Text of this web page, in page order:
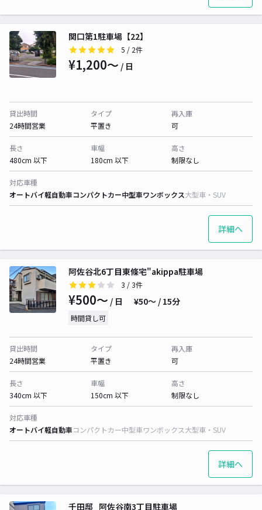
関口第1駐車場【22】
5 / 2件
¥1,200〜 / 日
貸出時間
24時間営業
タイプ
平置き
再入庫
可
長さ
480cm 以下
車幅
180cm 以下
高さ
制限なし
対応車種
オートバイ軽自動車コンパクトカー中型車ワンボックス大型車・SUV
詳細へ
阿佐谷北6丁目東條宅"akippa駐車場
3 / 3件
¥500〜 / 日 ¥50〜 / 15分
時間貸し可
貸出時間
24時間営業
タイプ
平置き
再入庫
可
長さ
340cm 以下
車幅
150cm 以下
高さ
制限なし
対応車種
オートバイ軽自動車コンパクトカー中型車ワンボックス大型車・SUV
詳細へ
千田邸_阿佐谷南3丁目駐車場